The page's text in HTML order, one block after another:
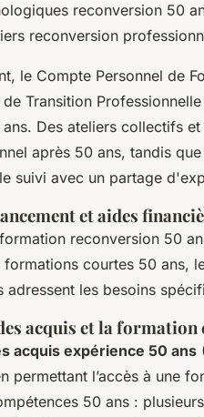
reconversion 50
reconversion
le Compte Personnel de
de Transition
Des ateliers collectifs
après 50 ans, tandis
suivi avec un partage
et aides
reconversion 50
formations courtes 50 ans,
adressent les besoins
acquis et la formation
acquis expérience 50 ans
permettant l’accès à une
50 ans :